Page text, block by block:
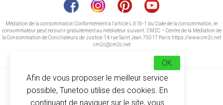
Médiation de la consommation Conformément à l’article L.616-1 du Code de la consommation, le
consommateur peut recourir gratuitement au médiateur suivant : CM2C – Centre de la Médiation de
la Consommation de Conciliateurs de Justice 14 rue Saint Jean 75017 Paris https://www.cm2c.net
cm2c@cm2c.net
Afin de vous proposer le meilleur service
possible, Tunetoo utilise des cookies. En
continuant de naviguer sur le site, vous
OK